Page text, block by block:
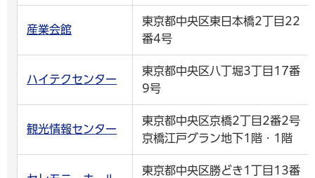
産業会館
東京都中央区東日本橋2丁目22
番4号
ハイテクセンター
東京都中央区八丁堀3丁目17番
9号
観光情報センター
東京都中央区京橋2丁目2番2号
京橋江戸グラン地下1階・1階
東京都中央区勝どき1丁目13番